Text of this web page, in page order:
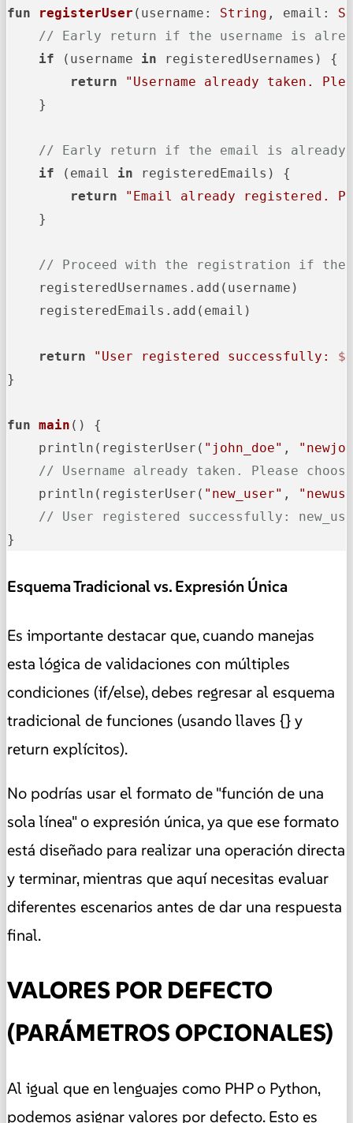
fun registerUser (username: String , email:
// Early return if the username is
if (username in registeredUsernames) {
return
"Username already taken.
    }
// Early return if the email is already
if (email in registeredEmails) {
return
"Email already registered.
    }
// Proceed with the registration if the
    registeredUsernames.add(username)
    registeredEmails.add(email)
return "User registered successfully:
}
fun main ()
{
    println(registerUser(
"john_doe" ,
// Username already taken. Please
    println(registerUser(
"new_user" ,
// User registered successfully:
}
Esquema Tradicional vs. Expresión Única
Es importante destacar que, cuando manejas
esta lógica de validaciones con múltiples
condiciones (if/else), debes regresar al esquema
tradicional de funciones (usando llaves {} y
return explícitos).
No podrías usar el formato de "función de una
sola línea" o expresión única, ya que ese formato
está diseñado para realizar una operación directa
y terminar, mientras que aquí necesitas evaluar
diferentes escenarios antes de dar una respuesta
final.
VALORES POR DEFECTO
(PARÁMETROS OPCIONALES)
Al igual que en lenguajes como PHP o Python,
podemos asignar valores por defecto. Esto es